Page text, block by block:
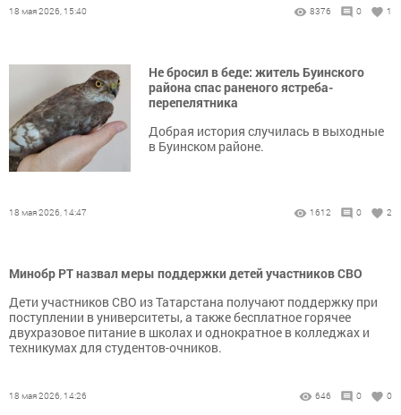
18 мая 2026, 15:40 8376 0 1
Не бросил в беде: житель Буинского
района спас раненого ястреба-
перепелятника
Добрая история случилась в выходные
в Буинском районе.
18 мая 2026, 14:47 1612 0 2
Минобр РТ назвал меры поддержки детей участников СВО
Дети участников СВО из Татарстана получают поддержку при
поступлении в университеты, а также бесплатное горячее
двухразовое питание в школах и однократное в колледжах и
техникумах для студентов-очников.
18 мая 2026, 14:26 646 0 0